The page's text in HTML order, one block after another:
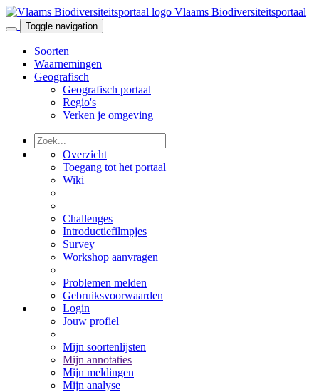
Vlaams Biodiversiteitsportaal
Toggle navigation
Soorten
Waarnemingen
Geografisch
Geografisch portaal
Regio's
Verken je omgeving
Overzicht
Toegang tot het portaal
Wiki
Challenges
Introductiefilmpjes
Survey
Workshop aanvragen
Problemen melden
Gebruiksvoorwaarden
Login
Jouw profiel
Mijn soortenlijsten
Mijn annotaties
Mijn meldingen
Mijn analyse